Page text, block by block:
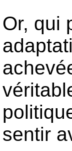
Or, qui
sentir